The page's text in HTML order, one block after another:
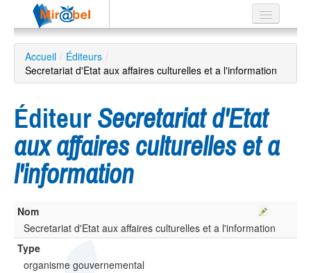
Le réseau
Soutien
Recherche
avancée
ES
?
Accueil / Éditeurs /
Secretariat d'Etat aux affaires culturelles et a l'information
Éditeur Secretariat d'Etat
aux affaires culturelles et a
l'information
Nom
Secretariat d'Etat aux affaires culturelles et a l'information
Type
organisme gouvernemental